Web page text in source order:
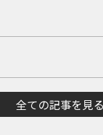
全ての記事を見る